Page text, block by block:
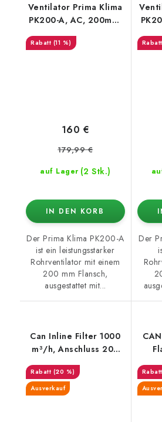
Ventilator Prima Klima
PK200-A, AC, 200mm,
(11 %)
auf Lager (2 Stk.)
160 €
179,99 €
IN DEN KORB
Der Prima Klima PK200-A
ist ein leistungsstarker
Rohrventilator mit einem
200 mm Flansch,
ausgestattet mit...
Der
Can Inline Filter 1000
m³/h, Anschluss 200
mm
(20 %)
Ausverkauf